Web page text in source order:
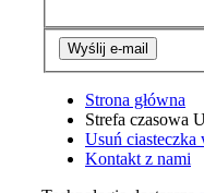
Strona główna
Strefa czasowa
Usuń
Kontakt z nami